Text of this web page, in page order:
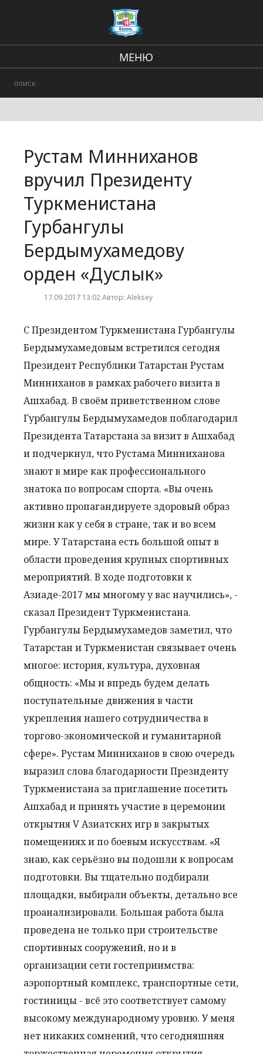
МЕНЮ
Городские события
Рустам Минниханов
вручил Президенту
Туркменистана
Гурбангулы
Бердымухамедову
орден «Дуслык»
17.09.2017 13:02 Автор: Aleksey
С Президентом Туркменистана Гурбангулы
Бердымухамедовым встретился сегодня
Президент Республики Татарстан Рустам
Минниханов в рамках рабочего визита в
Ашхабад. В своём приветственном слове
Гурбангулы Бердымухамедов поблагодарил
Президента Татарстана за визит в Ашхабад
и подчеркнул, что Рустама Минниханова
знают в мире как профессионального
знатока по вопросам спорта. «Вы очень
активно пропагандируете здоровый образ
жизни как у себя в стране, так и во всем
мире. У Татарстана есть большой опыт в
области проведения крупных спортивных
мероприятий. В ходе подготовки к
Азиаде-2017 мы многому у вас научились», -
сказал Президент Туркменистана.
Гурбангулы Бердымухамедов заметил, что
Татарстан и Туркменистан связывает очень
многое: история, культура, духовная
общность: «Мы и впредь будем делать
поступательные движения в части
укрепления нашего сотрудничества в
торгово-экономической и гуманитарной
сфере». Рустам Минниханов в свою очередь
выразил слова благодарности Президенту
Туркменистана за приглашение посетить
Ашхабад и принять участие в церемонии
открытия V Азиатских игр в закрытых
помещениях и по боевым искусствам. «Я
знаю, как серьёзно вы подошли к вопросам
подготовки. Вы тщательно подбирали
площадки, выбирали объекты, детально все
проанализировали. Большая работа была
проведена не только при строительстве
спортивных сооружений, но и в
организации сети гостеприимства:
аэропортный комплекс, транспортные сети,
гостиницы - всё это соответствует самому
высокому международному уровню. У меня
нет никаких сомнений, что сегодняшняя